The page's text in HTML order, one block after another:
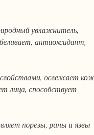
увлажнитель,
антиоксидант,
освежает
лица, способствует
порезы, раны и язвы